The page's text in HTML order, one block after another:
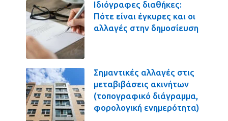
Ιδιόγραφες διαθήκες:
Πότε είναι έγκυρες και οι
αλλαγές στην δημοσίευση
Σημαντικές αλλαγές στις
μεταβιβάσεις ακινήτων
(τοπογραφικό διάγραμμα,
φορολογική ενημερότητα)